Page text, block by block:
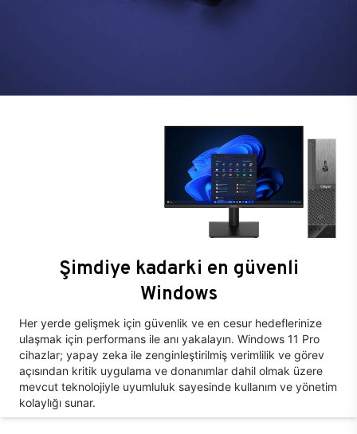
Şimdiye kadarki en güvenli
Windows
Her yerde gelişmek için güvenlik ve en cesur hedeflerinize
ulaşmak için performans ile anı yakalayın. Windows 11 Pro
cihazlar; yapay zeka ile zenginleştirilmiş verimlilik ve görev
açısından kritik uygulama ve donanımlar dahil olmak üzere
mevcut teknolojiyle uyumluluk sayesinde kullanım ve yönetim
kolaylığı sunar.